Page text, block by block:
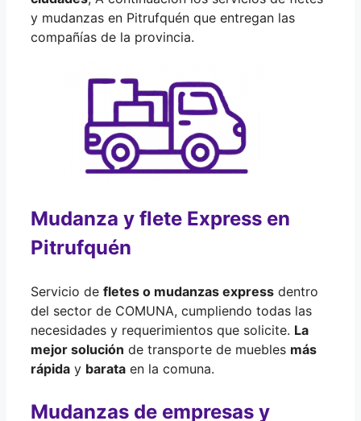
y mudanzas en Pitrufquén que entregan las
compañías de la provincia.
Mudanza y flete Express en
Pitrufquén
Servicio de fletes o mudanzas express dentro
del sector de COMUNA, cumpliendo todas las
necesidades y requerimientos que solicite. La
mejor solución de transporte de muebles más
rápida y barata en la comuna.
Mudanzas de empresas y